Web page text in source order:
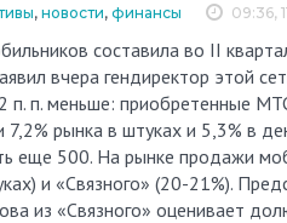
09:36,
, новости, финансы
вчера гендиректор этой
п. меньше: приобретенные
рынка в штуках и 5,3% в
еще 500. На рынке продажи
и «Связного» (20-21%).
из «Связного» оценивает